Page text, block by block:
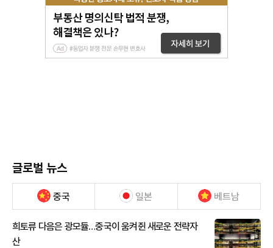
글로벌 뉴스
중국 일본 베트남
희토류 다음은 광모듈…중국이 움켜쥔 새로운 전략자
산